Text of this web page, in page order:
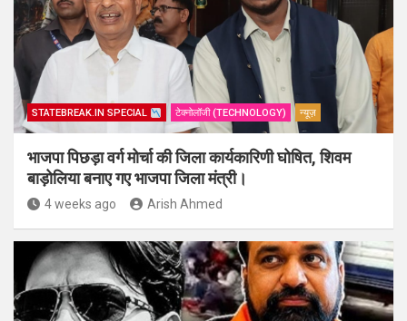
STATEBREAK.IN SPECIAL टेक्नोलॉजी (TECHNOLOGY) न्यूज़
भाजपा पिछड़ा वर्ग मोर्चा की जिला कार्यकारिणी घोषित, शिवम
बाड़ोलिया बनाए गए भाजपा जिला मंत्री।
4 weeks ago Arish Ahmed